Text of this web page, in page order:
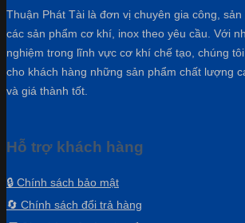
Thuận Phát Tài là đơn vị chuyên gia công,
các sản phẩm cơ khí, inox theo yêu cầu. Với
nghiệm trong lĩnh vực cơ khí chế tạo, chúng
cho khách hàng những sản phẩm chất lượng
và giá thành tốt.
Hỗ trợ khách hàng
🔒 Chính sách bảo mật
🔄 Chính sách đổi trả hàng